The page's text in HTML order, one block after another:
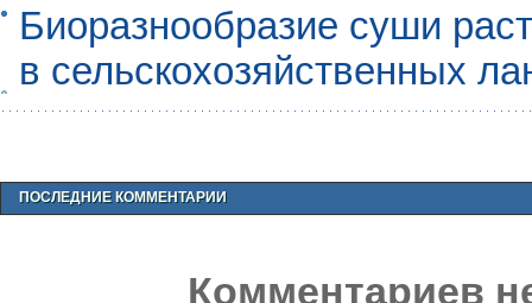
Биоразнообразие суши
в сельскохозяйственных
ПОСЛЕДНИЕ КОММЕНТАРИИ
Комментариев